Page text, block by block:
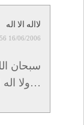
لااله الا اله
16/06/2006 AT 18:56
سبحان
…ولا اله